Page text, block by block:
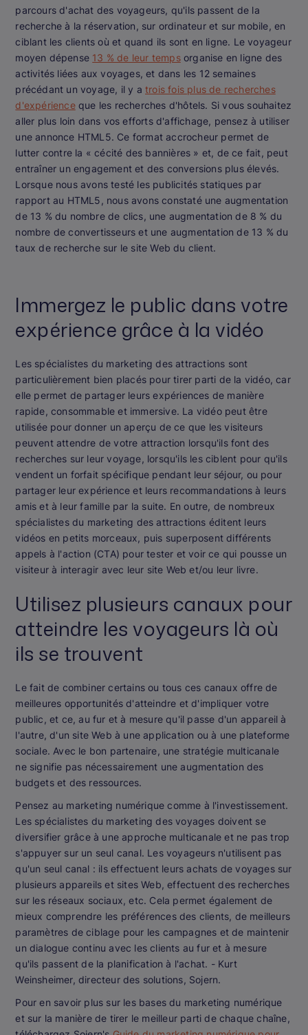
parcours d'achat des voyageurs, qu'ils passent de la
recherche à la réservation, sur ordinateur et sur mobile, en
ciblant les clients où et quand ils sont en ligne. Le voyageur
moyen dépense 13 % de leur tempsorganise en ligne des
activités liées aux voyages, et dans les 12 semaines
précédant un voyage, il y a trois fois plus de recherches
d'expérienceque les recherches d'hôtels. Si vous souhaitez
aller plus loin dans vos efforts d'affichage, pensez à utiliser
une annonce HTML5. Ce format accrocheur permet de
lutter contre la « cécité des bannières » et, de ce fait, peut
entraîner un engagement et des conversions plus élevés.
Lorsque nous avons testé les publicités statiques par
rapport au HTML5, nous avons constaté une augmentation
de 13 % du nombre de clics, une augmentation de 8 % du
nombre de convertisseurs et une augmentation de 13 % du
taux de recherche sur le site Web du client.
Immergez le public dans votre
expérience grâce à la vidéo
Les spécialistes du marketing des attractions sont
particulièrement bien placés pour tirer parti de la vidéo, car
elle permet de partager leurs expériences de manière
rapide, consommable et immersive. La vidéo peut être
utilisée pour donner un aperçu de ce que les visiteurs
peuvent attendre de votre attraction lorsqu'ils font des
recherches sur leur voyage, lorsqu'ils les ciblent pour qu'ils
vendent un forfait spécifique pendant leur séjour, ou pour
partager leur expérience et leurs recommandations à leurs
amis et à leur famille par la suite. En outre, de nombreux
spécialistes du marketing des attractions éditent leurs
vidéos en petits morceaux, puis superposent différents
appels à l'action (CTA) pour tester et voir ce qui pousse un
visiteur à interagir avec leur site Web et/ou leur livre.
Utilisez plusieurs canaux pour
atteindre les voyageurs là où
ils se trouvent
Le fait de combiner certains ou tous ces canaux offre de
meilleures opportunités d'atteindre et d'impliquer votre
public, et ce, au fur et à mesure qu'il passe d'un appareil à
l'autre, d'un site Web à une application ou à une plateforme
sociale. Avec le bon partenaire, une stratégie multicanale
ne signifie pas nécessairement une augmentation des
budgets et des ressources.
Pensez au marketing numérique comme à l'investissement.
Les spécialistes du marketing des voyages doivent se
diversifier grâce à une approche multicanale et ne pas trop
s'appuyer sur un seul canal. Les voyageurs n'utilisent pas
qu'un seul canal : ils effectuent leurs achats de voyages sur
plusieurs appareils et sites Web, effectuent des recherches
sur les réseaux sociaux, etc. Cela permet également de
mieux comprendre les préférences des clients, de meilleurs
paramètres de ciblage pour les campagnes et de maintenir
un dialogue continu avec les clients au fur et à mesure
qu'ils passent de la planification à l'achat. - Kurt
Weinsheimer, directeur des solutions, Sojern.
Pour en savoir plus sur les bases du marketing numérique
et sur la manière de tirer le meilleur parti de chaque chaîne,